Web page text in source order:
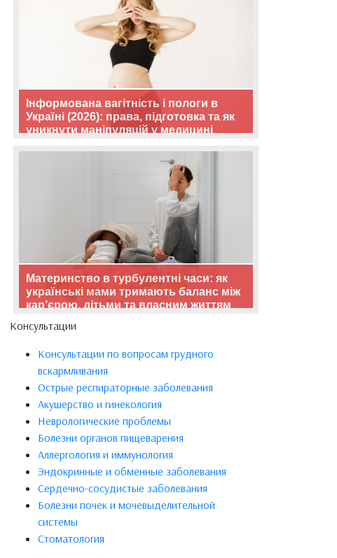
Інформована вагітність і пологи в
Україні (2026): права, підготовка та як
уникнути маніпуляцій у медицині
Материнство в турбулентні часи: як
українські мами тримають баланс між
кар’єрою, дітьми та власним життям
Консультации
Консультации по вопросам грудного
вскармливания
Острые респираторные заболевания
Акушерство и гинекология
Неврологические проблемы
Болезни органов пищеварения
Аллергология и иммунология
Эндокринные и обменные заболевания
Сердечно-сосудистые заболевания
Болезни почек и мочевыделительной
системы
Стоматология